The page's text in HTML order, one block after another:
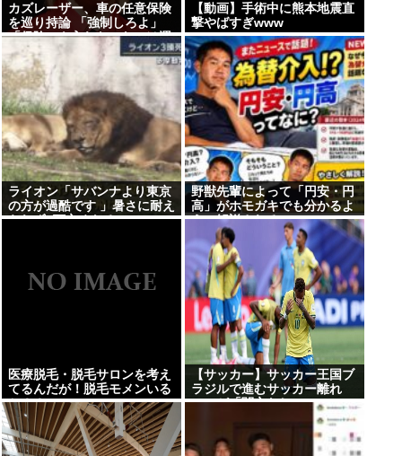
カズレーザー、車の任意保険
を巡り持論 「強制しろよ」
「保険にも入れないヤツは運
転すんなよ」「なんで法律を
改正しないの？」
【動画】手術中に熊本地震直
撃やばすぎwww
ライオン「サバンナより東京
の方が過酷です 」暑さに耐え
られず3頭亡くなる
野獣先輩によって「円安・円
高」がホモガキでも分かるよ
うに解説される
医療脱毛・脱毛サロンを考え
てるんだが！脱毛モメンいる
か？？
【サッカー】サッカー王国ブ
ラジルで進むサッカー離れ
36%が「関心なし」